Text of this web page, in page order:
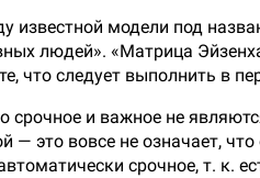
известной модели под
людей». «Матрица
что следует выполнить в
срочное и важное не
— это вовсе не означает,
срочное, т. к.